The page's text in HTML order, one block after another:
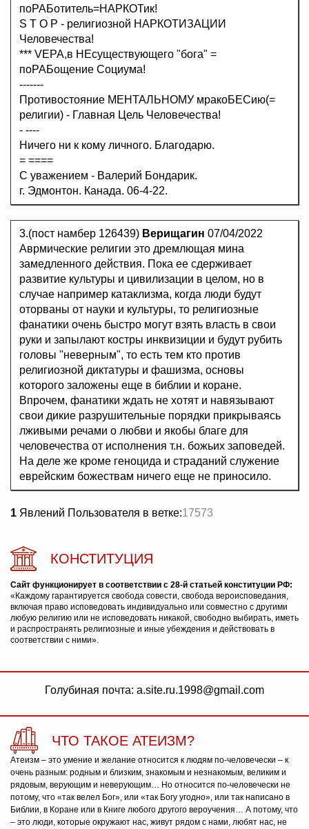
поРАБотитель=НАРКОТик!
S T O P - религиозной НАРКОТИЗАЦИИ
Человечества!
*** VEРА,в НЕсуществующего "бога" =
поРАБощение Социума!
-------
Противостояние МЕНТАЛЬНОМУ мракоБЕСию(=
религии) - Главная Цель Человечества!
- ----
Ничего ни к кому личного. Благодарю.
= ====
С уважением - Валерий Бондарик.
г. Эдмонтон. Канада. 06-4-22.
3.(пост намбер 126439) Верищагин 07/04/2022
Аврмические религии это дремлющая мина
замедленного действия. Пока ее сдерживает
развитие культуры и цивилизации в целом, но в
случае например катаклизма, когда люди будут
оторваны от науки и культуры, то религиозные
фанатики очень быстро могут взять власть в свои
руки и запылают костры инквизиции и будут рубить
головы "неверным", то есть тем кто против
религиозной диктатуры и фашизма, основы
которого заложены еще в библии и коране.
Впрочем, фанатики ждать не хотят и навязывают
свои дикие разрушительные порядки прикрываясь
лживыми речами о любви и якобы благе для
человечества от исполнения т.н. божьих заповедей.
На деле же кроме геноцида и страданий служение
еврейским божествам ничего еще не приносило.
1 Явлений Пользователя в ветке:17573
КОНСТИТУЦИЯ
Сайт функционирует в соответствии с 28-й статьей конституции РФ:
«Каждому гарантируется свобода совести, свобода вероисповедания,
включая право исповедовать индивидуально или совместно с другими
любую религию или не исповедовать никакой, свободно выбирать, иметь
и распространять религиозные и иные убеждения и действовать в
соответствии с ними».
Голубиная почта: a.site.ru.1998@gmail.com
ЧТО ТАКОЕ АТЕИЗМ?
Атеизм – это умение и желание относится к людям по-человечески – к
очень разным: родным и близким, знакомым и незнакомым, великим и
рядовым, верующим и неверующим… Но относится по-человечески не
потому, что «так велел Бог», или «так Богу угодно», или так написано в
Библии, в Коране или в Книге любого другого вероучения… А потому, что
– это люди, которые окружают нас, живут рядом с нами, любят нас, не